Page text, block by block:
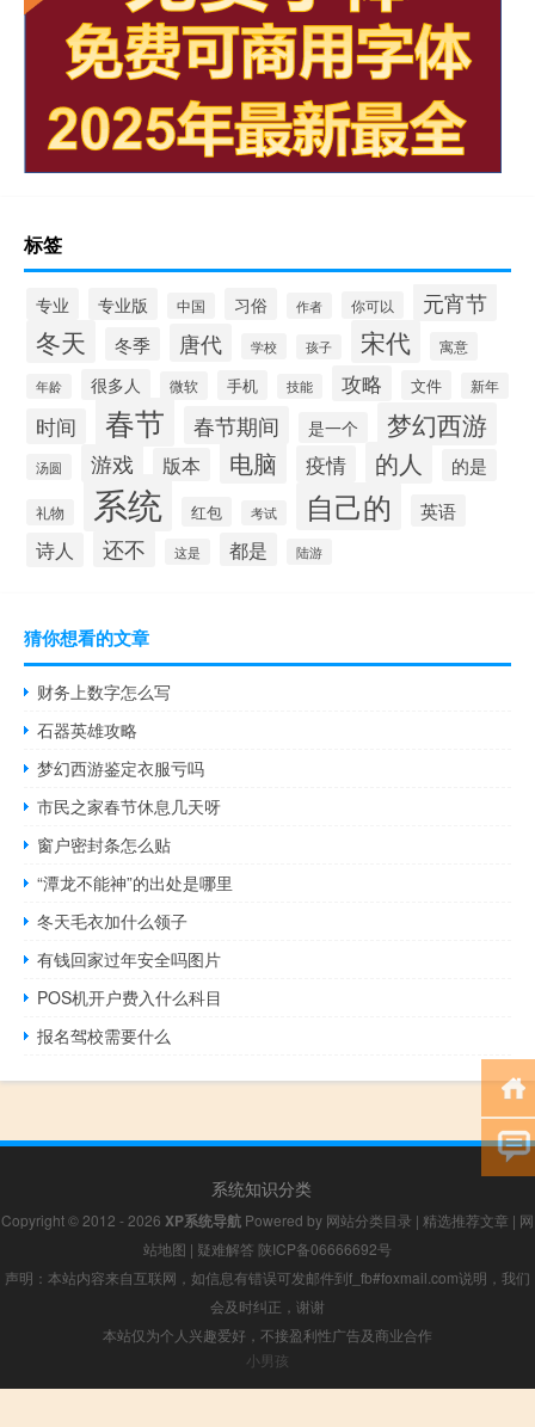
标签
专业 专业版 中国 习俗 作者 你可以 元宵节
冬天 冬季 唐代 学校 孩子 宋代 寓意
年龄 很多人 微软 手机 技能 攻略 文件 新年
时间 春节 春节期间 是一个 梦幻西游
汤圆 游戏 版本 电脑 疫情 的人 的是
礼物 系统 红包 考试 自己的 英语
诗人 还不 这是 都是 陆游
猜你想看的文章
财务上数字怎么写
石器英雄攻略
梦幻西游鉴定衣服亏吗
市民之家春节休息几天呀
窗户密封条怎么贴
“潭龙不能神”的出处是哪里
冬天毛衣加什么领子
有钱回家过年安全吗图片
POS机开户费入什么科目
报名驾校需要什么
系统知识分类
Copyright © 2012 - 2026 XP系统导航 Powered by 网站分类目录 | 精选推荐文章 | 网
站地图 | 疑难解答 陕ICP备06666692号
声明：本站内容来自互联网，如信息有错误可发邮件到f_fb#foxmail.com说明，我们
会及时纠正，谢谢
本站仅为个人兴趣爱好，不接盈利性广告及商业合作
小男孩